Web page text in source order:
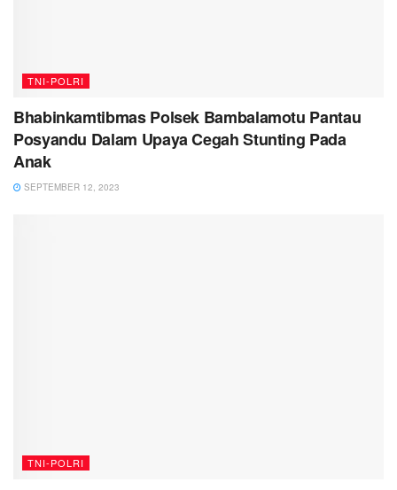
TNI-POLRI
Bhabinkamtibmas Polsek Bambalamotu Pantau
Posyandu Dalam Upaya Cegah Stunting Pada
Anak
SEPTEMBER 12, 2023
TNI-POLRI